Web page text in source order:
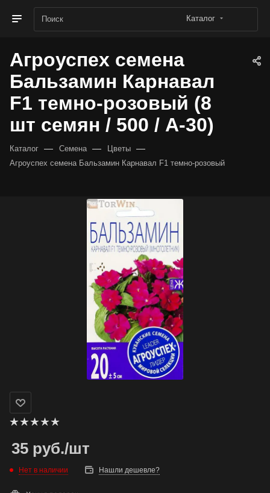
Каталог
Агроуспех семена
Бальзамин Карнавал
F1 темно-розовый (8
шт семян / 500 / А-30)
Каталог — Семена — Цветы —
Агроуспех семена Бальзамин Карнавал F1 темно-розовый
35 руб./шт
Нет в наличии Нашли дешевле?